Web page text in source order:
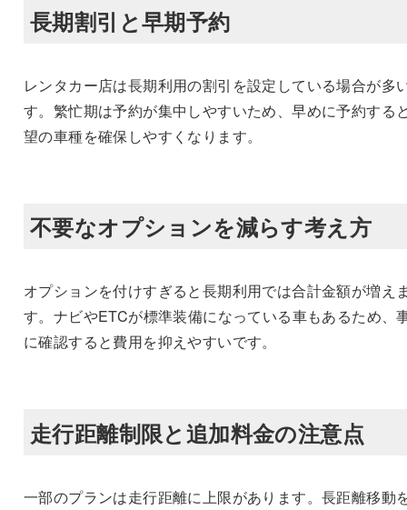
長期割引と早期予約
レンタカー店は長期利用の割引を設定している場合が多
す。繁忙期は予約が集中しやすいため、早めに予約する
望の車種を確保しやすくなります。
不要なオプションを減らす考え方
オプションを付けすぎると長期利用では合計金額が増え
す。ナビやETCが標準装備になっている車もあるため、
に確認すると費用を抑えやすいです。
走行距離制限と追加料金の注意点
一部のプランは走行距離に上限があります。長距離移動